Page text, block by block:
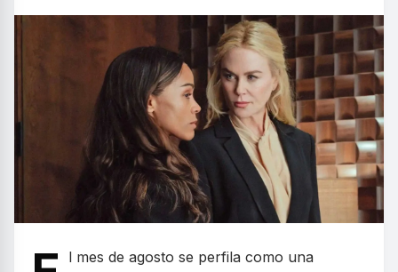
l mes de agosto se perfila como una